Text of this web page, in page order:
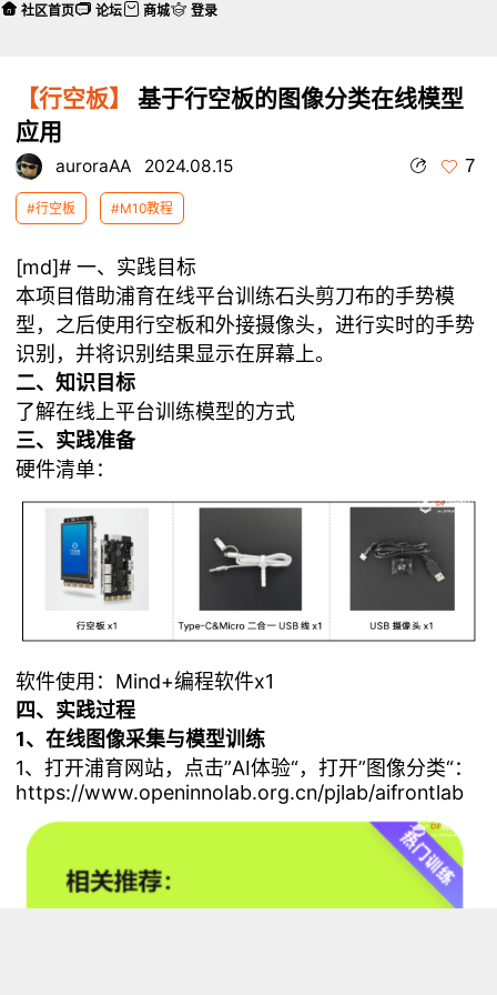
【行空板】
基于行空板的图像分类在线模型
应用
auroraAA 2024.08.15 7
#行空板 #M10教程
[md]# 一、实践目标
本项目借助浦育在线平台训练石头剪刀布的手势模
型，之后使用行空板和外接摄像头，进行实时的手势
识别，并将识别结果显示在屏幕上。
二、知识目标
了解在线上平台训练模型的方式
三、实践准备
硬件清单：
软件使用：Mind+编程软件x1
四、实践过程
1、在线图像采集与模型训练
1、打开浦育网站，点击”AI体验“，打开”图像分类“：
https://www.openinnolab.org.cn/pjlab/aifrontlab
社区首页 论坛 商城 登录